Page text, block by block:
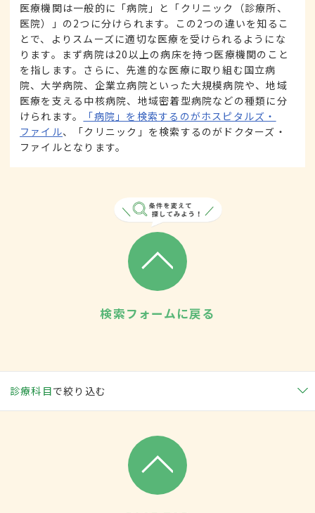
医療機関は一般的に「病院」と「クリニック（診療所、
医院）」の2つに分けられます。この2つの違いを知るこ
とで、よりスムーズに適切な医療を受けられるようにな
ります。まず病院は20以上の病床を持つ医療機関のこと
を指します。さらに、先進的な医療に取り組む国立病
院、大学病院、企業立病院といった大規模病院や、地域
医療を支える中核病院、地域密着型病院などの種類に分
けられます。
「病院」を検索するのがホスピタルズ・
ファイル、「クリニック」を検索するのがドクターズ・
ファイルとなります。
検索フォームに戻る
診療科目で絞り込む